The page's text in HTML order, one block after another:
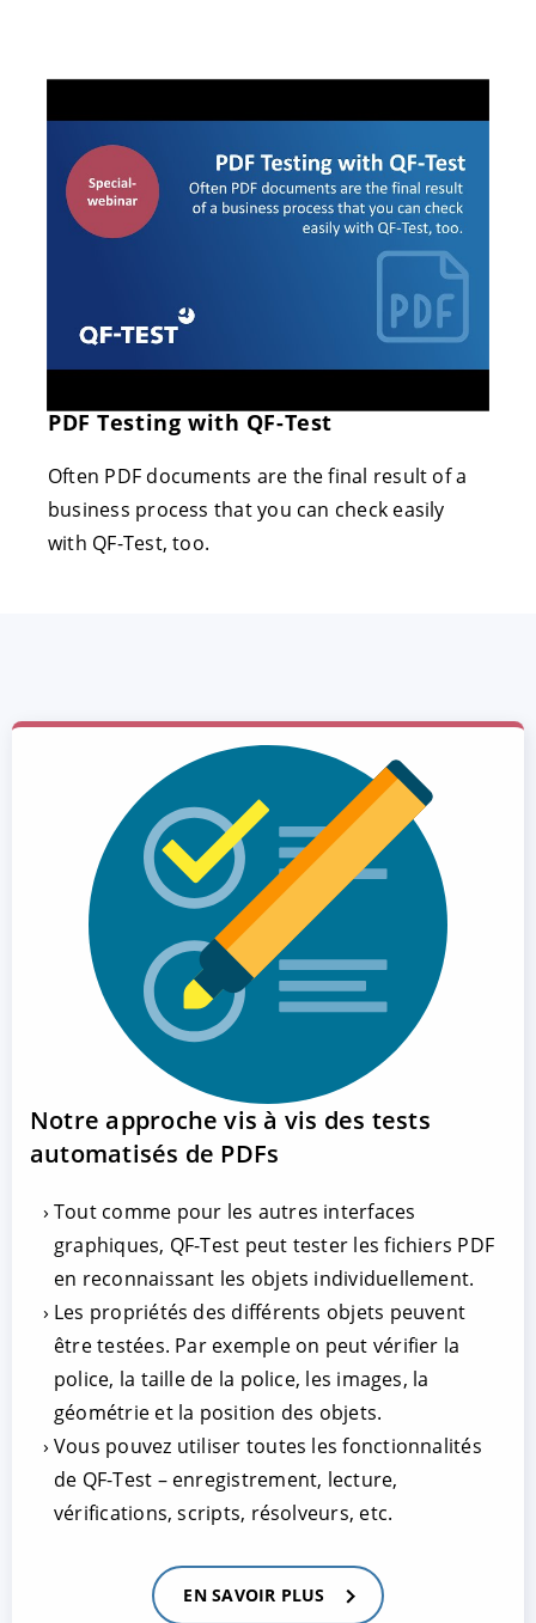
PDF Testing with QF-Test
Often PDF documents are the final result of a
business process that you can check easily
with QF-Test, too.
Notre approche vis à vis des tests
automatisés de PDFs
Tout comme pour les autres interfaces
graphiques, QF-Test peut tester les fichiers PDF
en reconnaissant les objets individuellement.
Les propriétés des différents objets peuvent
être testées. Par exemple on peut vérifier la
police, la taille de la police, les images, la
géométrie et la position des objets.
Vous pouvez utiliser toutes les fonctionnalités
de QF-Test – enregistrement, lecture,
vérifications, scripts, résolveurs, etc.
EN SAVOIR PLUS